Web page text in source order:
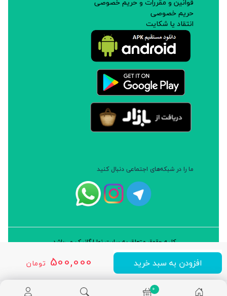
500,000 تومان افزودن به سبد خرید
حریم خصوصی
انتقاد یا شکایت
ما را در شبکه‌های اجتماعی دنبال کنید
کلیه حقوق متعلق به سایت نوا ارگانیک می‌باشد.
طراحی و توسعه: شرکت داده پردازان سورن ایرانیان (نرم افزار سارب)
0